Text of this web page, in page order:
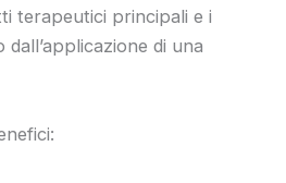
terapeutici principali e i
di una